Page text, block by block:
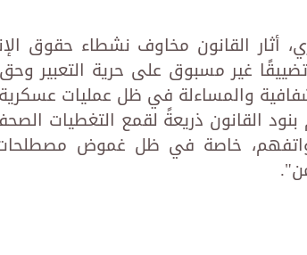
أثار القانون مخاوف نشطاء حقوق
غير مسبوق على حرية التعبير
والمساءلة في ظل عمليات
القانون ذريعةً لقمع التغطيات
خاصة في ظل غموض